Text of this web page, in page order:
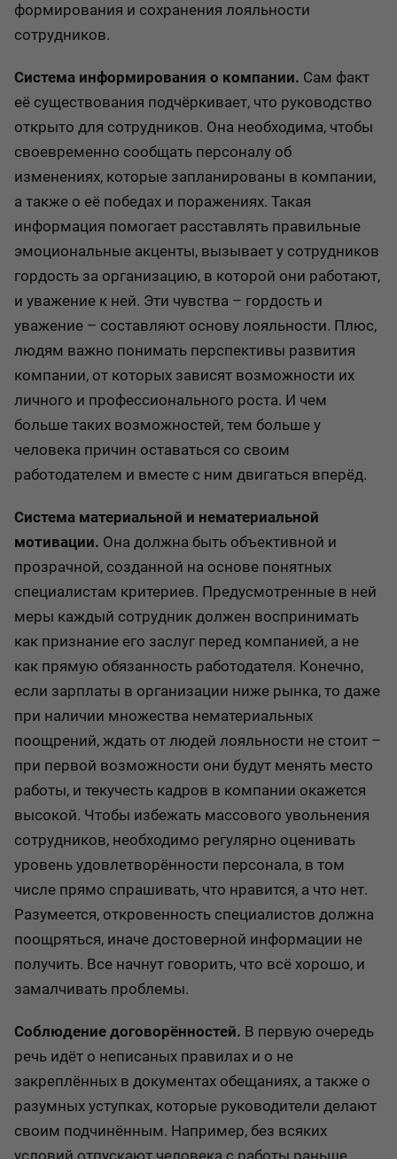
формирования и сохранения лояльности
сотрудников.
Система информирования о компании. Сам факт
её существования подчёркивает, что руководство
открыто для сотрудников. Она необходима, чтобы
своевременно сообщать персоналу об
изменениях, которые запланированы в компании,
а также о её победах и поражениях. Такая
информация помогает расставлять правильные
эмоциональные акценты, вызывает у сотрудников
гордость за организацию, в которой они работают,
и уважение к ней. Эти чувства – гордость и
уважение – составляют основу лояльности. Плюс,
людям важно понимать перспективы развития
компании, от которых зависят возможности их
личного и профессионального роста. И чем
больше таких возможностей, тем больше у
человека причин оставаться со своим
работодателем и вместе с ним двигаться вперёд.
Система материальной и нематериальной
мотивации. Она должна быть объективной и
прозрачной, созданной на основе понятных
специалистам критериев. Предусмотренные в ней
меры каждый сотрудник должен воспринимать
как признание его заслуг перед компанией, а не
как прямую обязанность работодателя. Конечно,
если зарплаты в организации ниже рынка, то даже
при наличии множества нематериальных
поощрений, ждать от людей лояльности не стоит –
при первой возможности они будут менять место
работы, и текучесть кадров в компании окажется
высокой. Чтобы избежать массового увольнения
сотрудников, необходимо регулярно оценивать
уровень удовлетворённости персонала, в том
числе прямо спрашивать, что нравится, а что нет.
Разумеется, откровенность специалистов должна
поощряться, иначе достоверной информации не
получить. Все начнут говорить, что всё хорошо, и
замалчивать проблемы.
Соблюдение договорённостей. В первую очередь
речь идёт о неписаных правилах и о не
закреплённых в документах обещаниях, а также о
разумных уступках, которые руководители делают
своим подчинённым. Например, без всяких
условий отпускают человека с работы раньше,